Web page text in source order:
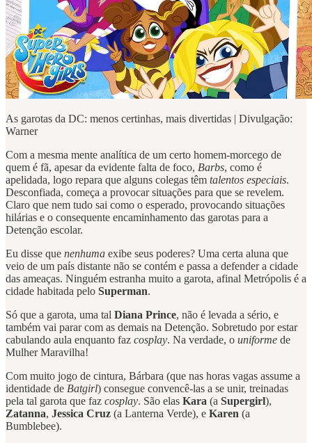
As garotas da DC: menos certinhas, mais divertidas | Divulgação:
Warner
Com a mesma mente analítica de um certo homem-morcego de
quem é fã, apesar da evidente falta de foco, Barbs, como é
apelidada, logo repara que alguns colegas têm talentos especiais.
Desconfiada, começa a provocar situações para que se revelem.
Claro que nem tudo sai como o esperado, provocando situações
hilárias e o consequente encaminhamento das garotas para a
Detenção escolar.
Eu disse que nenhuma exibe seus poderes? Uma certa aluna que
veio de um país distante não se contém e passa a defender a cidade
das ameaças. Ninguém estranha muito a garota, afinal Metrópolis é a
cidade habitada pelo Superman.
Só que a garota, uma tal Diana Prince, não é levada a sério, e
também vai parar com as demais na Detenção. Sobretudo por estar
cabulando aula enquanto faz cosplay. Na verdade, o uniforme de
Mulher Maravilha!
Com muito jogo de cintura, Bárbara (que nas horas vagas assume a
identidade de Batgirl) consegue convencê-las a se unir, treinadas
pela tal garota que faz cosplay. São elas Kara (a Supergirl),
Zatanna, Jessica Cruz (a Lanterna Verde), e Karen (a
Bumblebee).